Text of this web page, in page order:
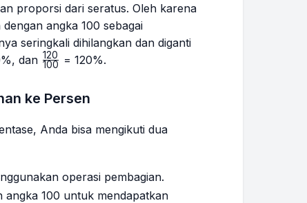
proporsi dari seratus. Oleh karena
angka 100 sebagai
seringkali dihilangkan dan diganti
dan \frac{120}
100
120 = 120%.
ke Persen
Anda bisa mengikuti dua
operasi pembagian.
angka 100 untuk mendapatkan